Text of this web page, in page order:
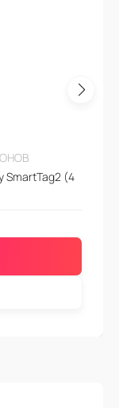
SmartTag2 (4